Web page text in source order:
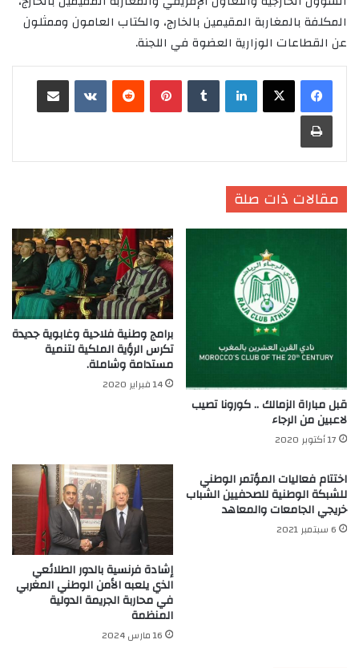
المكلفة بالمغاربة المقيمين بالخارج، والكتاب العامون وممثلون
عن القطاعات الوزارية العضوة في اللجنة.
لينكدإن بينتيريست
طباعة
مقالات ذات صلة
قبل مباراة الزمالك .. كورونا تصيب
لاعبين من الرجاء
17 أكتوبر 2020
برامج وطنية فلاحية وغابوية جديدة
تكرس الرؤية الملكية لتنمية
مستدامة وشاملة.
14 فبراير 2020
اختتام فعاليات المؤتمر الوطني
للشبكة الوطنية للصحفيين الشباب
خريجي الجامعات والمعاهد
6 سبتمبر 2021
إشادة فرنسية بالدور الطلائعي
الذي يلعبه الأمن الوطني المغربي
في محاربة الجريمة الدولية
المنظمة
16 مارس 2024